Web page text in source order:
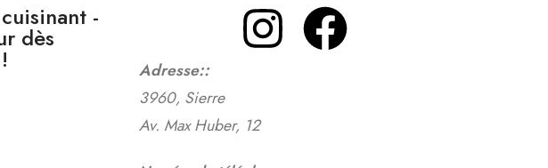
-
dès
Adresse::
3960, Sierre
Av. Max Huber, 12